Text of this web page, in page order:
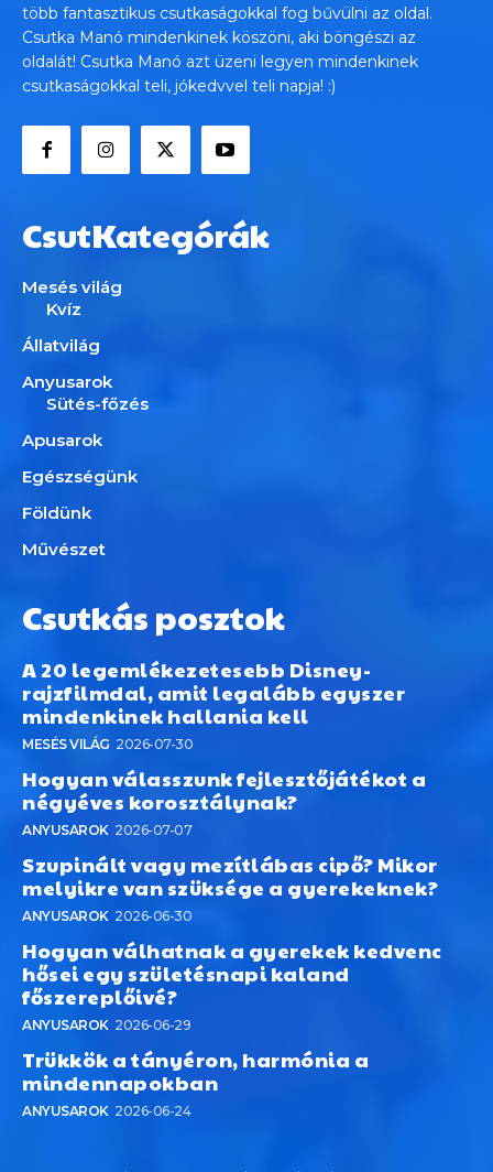
több fantasztikus csutkaságokkal fog bűvülni az oldal.
Csutka Manó mindenkinek köszöni, aki böngészi az
oldalát! Csutka Manó azt üzeni legyen mindenkinek
csutkaságokkal teli, jókedvvel teli napja! :)
CsutKategórák
Mesés világ
Kvíz
Állatvilág
Anyusarok
Sütés-főzés
Apusarok
Egészségünk
Földünk
Művészet
Csutkás posztok
A 20 legemlékezetesebb Disney-
rajzfilmdal, amit legalább egyszer
mindenkinek hallania kell
MESÉS VILÁG 2026-07-30
Hogyan válasszunk fejlesztőjátékot a
négyéves korosztálynak?
ANYUSAROK 2026-07-07
Szupinált vagy mezítlábas cipő? Mikor
melyikre van szüksége a gyerekeknek?
ANYUSAROK 2026-06-30
Hogyan válhatnak a gyerekek kedvenc
hősei egy születésnapi kaland
főszereplőivé?
ANYUSAROK 2026-06-29
Trükkök a tányéron, harmónia a
mindennapokban
ANYUSAROK 2026-06-24